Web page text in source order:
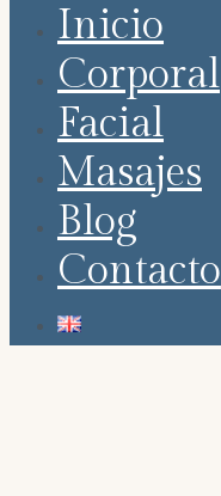
Inicio
Corporal
Facial
Masajes
Blog
Contacto